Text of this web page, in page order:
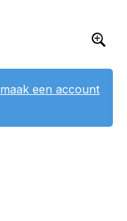
maak een account